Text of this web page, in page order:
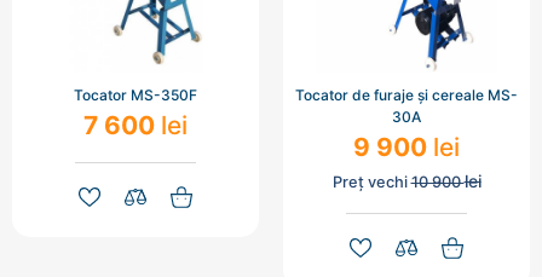
Tocator MS-350F
7 600 lei
Tocator de furaje și cereale MS-
30A
9 900 lei
Preț vechi10 900lei